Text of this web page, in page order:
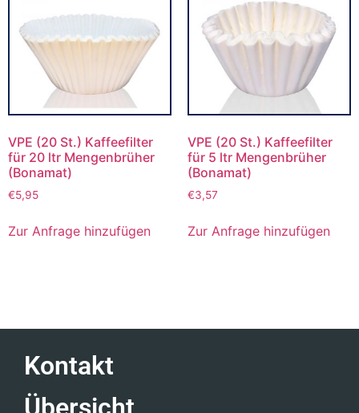
VPE (20 St.) Kaffeefilter
für 20 ltr Mengenbrüher
(Bonamat)
€5,95
Zur Anfrage hinzufügen
VPE (20 St.) Kaffeefilter
für 5 ltr Mengenbrüher
(Bonamat)
€3,57
Zur Anfrage hinzufügen
Kontakt